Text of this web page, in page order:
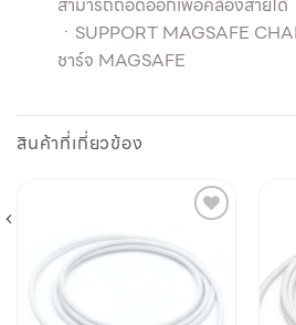
ㆍSUPPORT MAGSAFE
ชาร์จ MAGSAFE
สินค้าที่เกี่ยวข้อง
wishlist